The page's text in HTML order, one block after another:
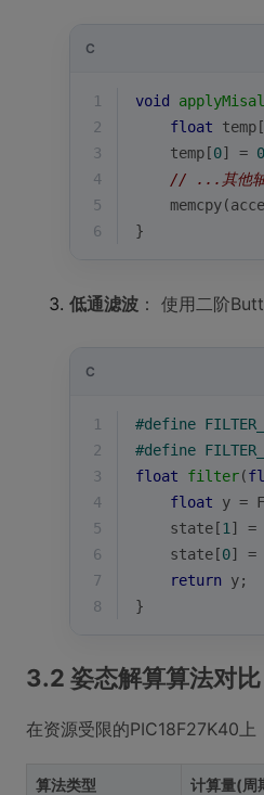
C
1 void
2
float temp[
3
    temp[
0] =
4
// ...其他轴
5
memcpy
6
}
低通滤波 ： 使用二阶
C
1 #define
2
#define
3
float filter(
4
float y =
5
    state[
1 ] =
6
    state[
0] =
7
return y;
8
}
3.2 姿态解算算法对比
在资源受限的PIC18F27K40
算法类型 计算量(周